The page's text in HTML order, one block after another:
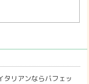
タリアンならバフェッ